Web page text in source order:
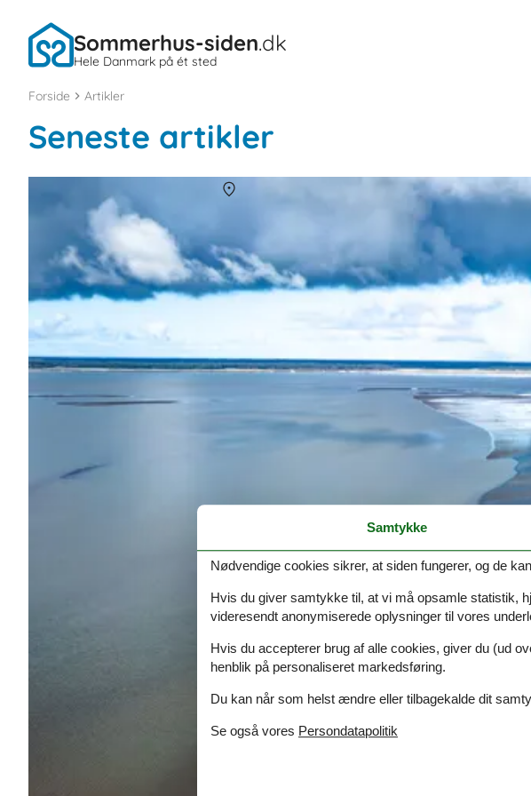
Sommerhus-siden.dk
Hele Danmark på ét sted
Forside Artikler
Seneste artikler
Ho er et mindre og roligt område som ligger i naturskønne omgivelser ikke langt fra
først og fremmest ønsker fred, ro og afslapning i flot natur, og som ikke har behov for
Samtykke
Nødvendige cookies sikrer, at siden fungerer, og de
Hvis du giver samtykke til, at vi må opsamle statistik,
videresendt anonymiserede oplysninger til vores
Hvis du accepterer brug af alle cookies, giver du (ud
henblik på personaliseret markedsføring.
Du kan når som helst ændre eller tilbagekalde dit
Se også vores Persondatapolitik